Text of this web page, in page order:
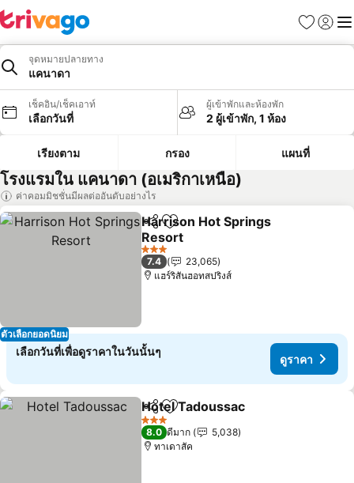
รายการโป
เข้าสู่ร
เมนู
จุดหมายปลายทาง
แคนาดา
เช็คอิน/เช็คเอาท์
เลือกวันที่
ผู้เข้าพักและห้องพัก
2 ผู้เข้าพัก, 1 ห้อง
เรียงตาม กรอง แผนที่
โรงแรมใน แคนาดา (อเมริกาเหนือ)
ค่าคอมมิชชั่นมีผลต่ออันดับอย่างไร
ตัวเลือกยอดนิยม
แชร์ เพิ่มในรายการโปรด
Harrison Hot Springs
Resort
3 ดาว
7.4
23,065
แฮร์ริสันฮอทสปริงส์
เลือกวันที่เพื่อดูราคาในวันนั้นๆ
ดูราคา
แชร์ เพิ่มในรายการโปรด
Hotel Tadoussac
3 ดาว
8.0 ดีมาก
5,038
ทาเดาสัค